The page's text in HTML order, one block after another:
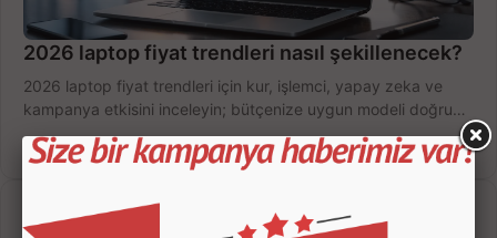
2026 laptop fiyat trendleri nasıl şekillenecek?
2026 laptop fiyat trendleri için kur, işlemci, yapay zeka ve
kampanya etkisini inceleyin; bütçenize uygun modeli doğru
zamanda seçmenin yollarını görün.
20 Temmuz 2026